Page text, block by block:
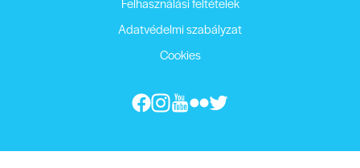
Adatvédelmi szabályzat
Cookies